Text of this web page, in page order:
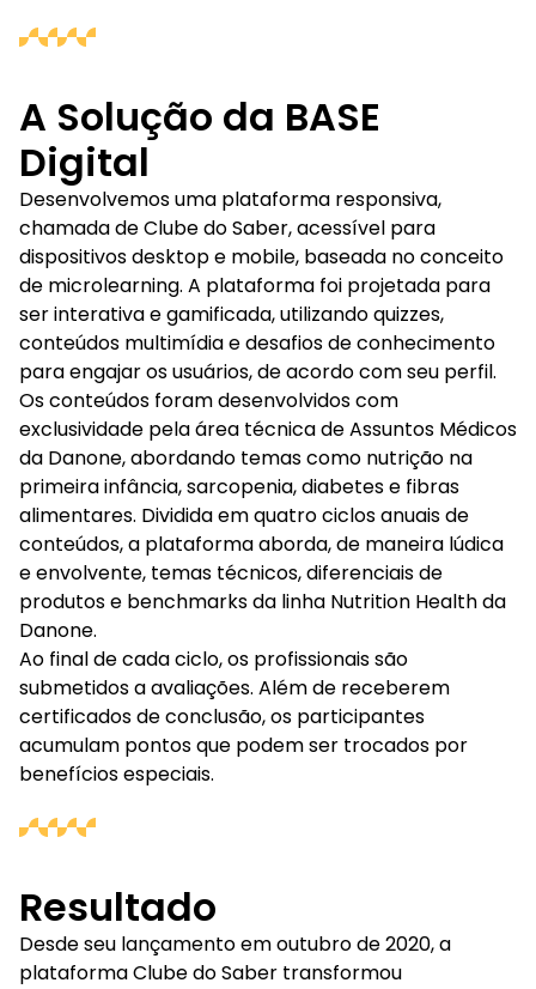
A Solução da BASE
Digital
Desenvolvemos uma plataforma responsiva,
chamada de Clube do Saber, acessível para
dispositivos desktop e mobile, baseada no conceito
de microlearning. A plataforma foi projetada para
ser interativa e gamificada, utilizando quizzes,
conteúdos multimídia e desafios de conhecimento
para engajar os usuários, de acordo com seu perfil.
Os conteúdos foram desenvolvidos com
exclusividade pela área técnica de Assuntos Médicos
da Danone, abordando temas como nutrição na
primeira infância, sarcopenia, diabetes e fibras
alimentares. Dividida em quatro ciclos anuais de
conteúdos, a plataforma aborda, de maneira lúdica
e envolvente, temas técnicos, diferenciais de
produtos e benchmarks da linha Nutrition Health da
Danone.
Ao final de cada ciclo, os profissionais são
submetidos a avaliações. Além de receberem
certificados de conclusão, os participantes
acumulam pontos que podem ser trocados por
benefícios especiais.
Resultado
Desde seu lançamento em outubro de 2020, a
plataforma Clube do Saber transformou